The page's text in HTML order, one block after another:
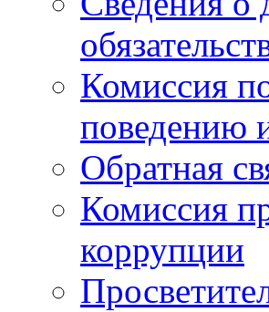
Комиссия
поведению
Обратная
Комиссия
коррупции